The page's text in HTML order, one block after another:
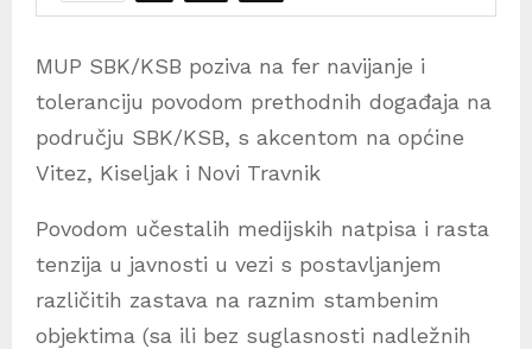
MUP SBK/KSB poziva na fer navijanje i
toleranciju povodom prethodnih događaja na
području SBK/KSB, s akcentom na općine
Vitez, Kiseljak i Novi Travnik
Povodom učestalih medijskih natpisa i rasta
tenzija u javnosti u vezi s postavljanjem
različitih zastava na raznim stambenim
objektima (sa ili bez suglasnosti nadležnih